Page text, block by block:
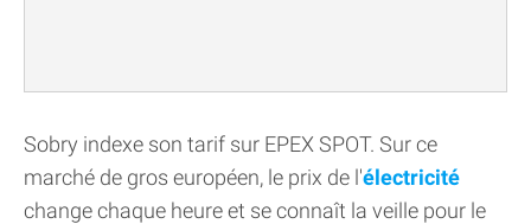
Sobry indexe son tarif sur EPEX SPOT. Sur ce
marché de gros européen, le prix de l'électricité
change chaque heure et se connaît la veille pour le